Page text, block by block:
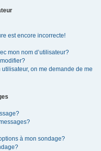
est encore incorrecte!
mon nom d’utilisateur?
utilisateur, on me demande de me
à mon sondage?